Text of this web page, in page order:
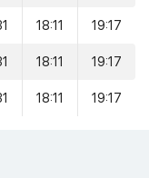
18:11 19:17
18:11 19:17
18:11 19:17